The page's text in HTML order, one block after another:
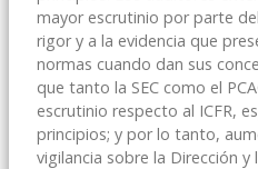
mayor escrutinio por parte
rigor y a la evidencia que
normas cuando dan sus
que tanto la SEC como el
escrutinio respecto al ICFR,
principios; y por lo tanto,
vigilancia sobre la Dirección y